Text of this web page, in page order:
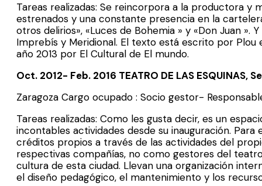
Tareas realizadas: Se reincorpora a la productora
estrenados y una constante presencia en la
otros delirios», «Luces de Bohemia » y «Don Juan ».
Imprebís y Meridional. El texto está escrito por
año 2013 por El Cultural de El mundo.
Oct. 2012- Feb. 2016 TEATRO DE LAS ESQUINAS,
Zaragoza Cargo ocupado : Socio gestor-
Tareas realizadas: Como les gusta decir, es un
incontables actividades desde su inauguración.
créditos propios a través de las actividades del
respectivas compañías, no como gestores del
cultura de esta ciudad. Llevan una organización
el diseño pedagógico, el mantenimiento y los